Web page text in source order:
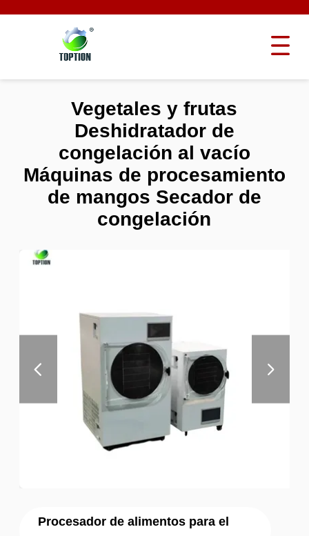
Procesador de alimentos para el
Vegetales y frutas
Deshidratador de
congelación al vacío
Máquinas de procesamiento
de mangos Secador de
congelación